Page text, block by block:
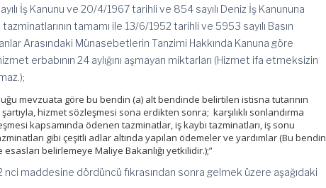
İş Kanunu ve 20/4/1967 tarihli ve 854 sayılı Deniz İş Kanununa
tamamı ile 13/6/1952 tarihli ve 5953 sayılı Basın
Arasındaki Münasebetlerin Tanzimi Hakkında Kanuna göre
erbabının 24 aylığını aşmayan miktarları (Hizmet ifa etmeksizin
mevzuata göre bu bendin (a) alt bendinde belirtilen istisna tutarının
hizmet sözleşmesi sona erdikten sonra; karşılıklı sonlandırma
kapsamında ödenen tazminatlar, iş kaybı tazminatları, iş sonu
gibi çeşitli adlar altında yapılan ödemeler ve yardımlar (Bu bendin
belirlemeye Maliye Bakanlığı yetkilidir.);”
nci maddesine dördüncü fıkrasından sonra gelmek üzere aşağıdaki